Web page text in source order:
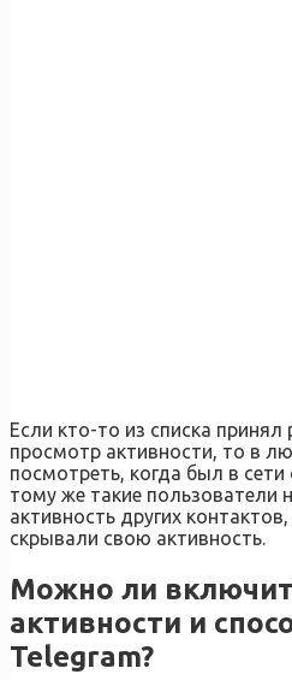
Если кто-то из списка
просмотр активности, то в
посмотреть, когда был в
тому же такие пользователи
активность других
скрывали свою активность.
Можно ли
активности и
Telegram?